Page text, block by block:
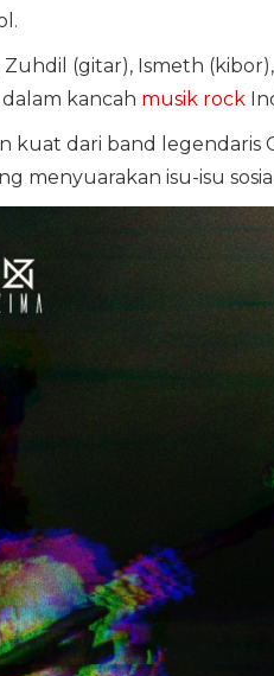
(gitar), Ismeth
kancah musik rock
kuat dari band legendaris
menyuarakan isu-isu